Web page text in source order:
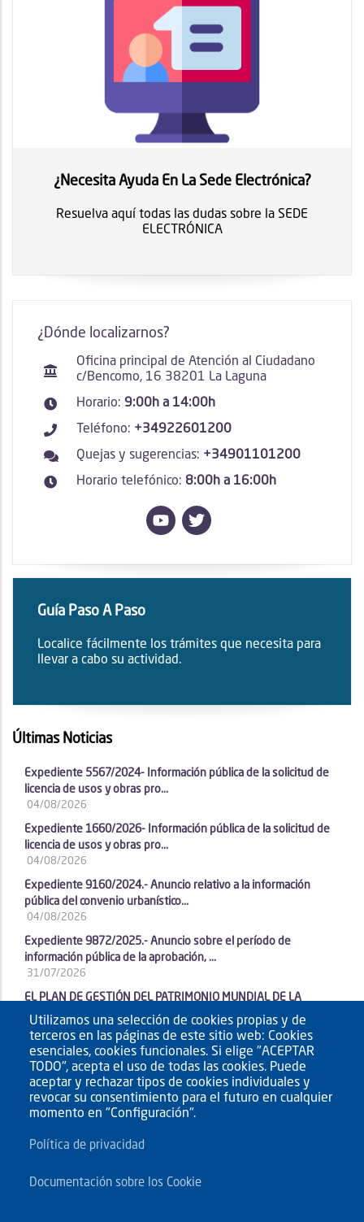
¿Necesita Ayuda En La Sede Electrónica?
Resuelva aquí todas las dudas sobre la SEDE
ELECTRÓNICA
¿Dónde localizarnos?
Oficina principal de Atención al Ciudadano
c/Bencomo, 16 38201 La Laguna
Horario: 9:00h a 14:00h
Teléfono: +34922601200
Quejas y sugerencias: +34901101200
Horario telefónico: 8:00h a 16:00h
Guía Paso A Paso
Localice fácilmente los trámites que necesita para
llevar a cabo su actividad.
Últimas Noticias
Expediente 5567/2024- Información pública de la solicitud de
licencia de usos y obras pro...
04/08/2026
Expediente 1660/2026- Información pública de la solicitud de
licencia de usos y obras pro...
04/08/2026
Expediente 9160/2024.- Anuncio relativo a la información
pública del convenio urbanístico...
04/08/2026
Expediente 9872/2025.- Anuncio sobre el período de
información pública de la aprobación, ...
31/07/2026
EL PLAN DE GESTIÓN DEL PATRIMONIO MUNDIAL DE LA
LAGUNA PRESENTA SU PRIMER PROYECTO PILOTO...
23/07/2026
Utilizamos una selección de cookies propias y de
terceros en las páginas de este sitio web: Cookies
esenciales, cookies funcionales. Si elige "ACEPTAR
TODO", acepta el uso de todas las cookies. Puede
aceptar y rechazar tipos de cookies individuales y
revocar su consentimiento para el futuro en cualquier
momento en "Configuración".
Política de privacidad
Documentación sobre los Cookie